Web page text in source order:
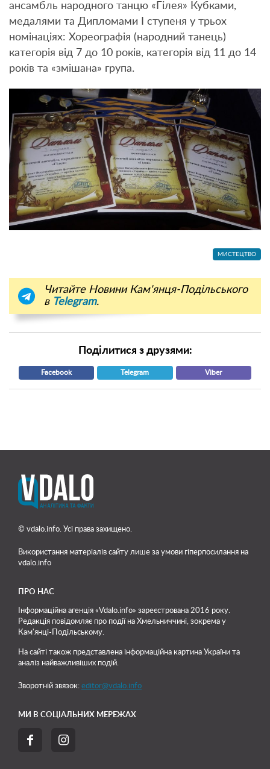
ансамбль народного танцю «Гілея» Кубками,
медалями та Дипломами І ступеня у трьох
номінаціях: Хореографія (народний танець)
категорія від 7 до 10 років, категорія від 11 до 14
років та «змішана» група.
МИСТЕЦТВО
Читайте Новини Кам'янця-Подільського
в Telegram.
Поділитися з друзями:
Facebook Telegram Viber
© vdalo.info. Усі права захищено.
Використання матеріалів сайту лише за умови гіперпосилання на
vdalo.info
ПРО НАС
Інформаційна агенція «Vdalo.info» зареєстрована 2016 року.
Редакція повідомляє про події на Хмельниччині, зокрема у
Кам'янці-Подільському.
На сайті також представлена інформаційна картина України та
аналіз найважливіших подій.
Зворотній звязок: editor@vdalo.info
МИ В СОЦІАЛЬНИХ МЕРЕЖАХ
 